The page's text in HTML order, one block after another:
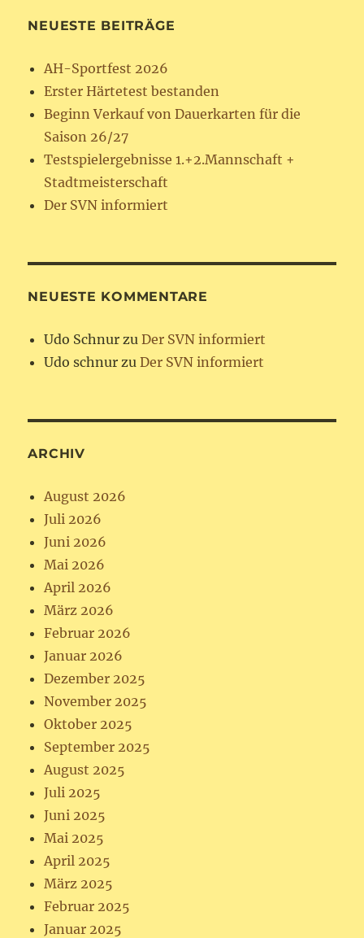
NEUESTE BEITRÄGE
AH-Sportfest 2026
Erster Härtetest bestanden
Beginn Verkauf von Dauerkarten für die
Saison 26/27
Testspielergebnisse 1.+2.Mannschaft +
Stadtmeisterschaft
Der SVN informiert
NEUESTE KOMMENTARE
Udo Schnur zuDer SVN informiert
Udo schnur zuDer SVN informiert
ARCHIV
August 2026
Juli 2026
Juni 2026
Mai 2026
April 2026
März 2026
Februar 2026
Januar 2026
Dezember 2025
November 2025
Oktober 2025
September 2025
August 2025
Juli 2025
Juni 2025
Mai 2025
April 2025
März 2025
Februar 2025
Januar 2025